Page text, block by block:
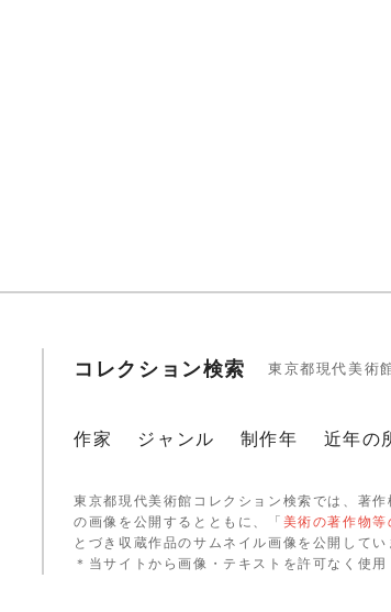
コレクション検索 東京都現代美術
作家 ジャンル 制作年 近年の
東京都現代美術館コレクション検索では、著
の画像を公開するとともに、「美術の著作物
とづき収蔵作品のサムネイル画像を公開してい
＊当サイトから画像・テキストを許可なく使用